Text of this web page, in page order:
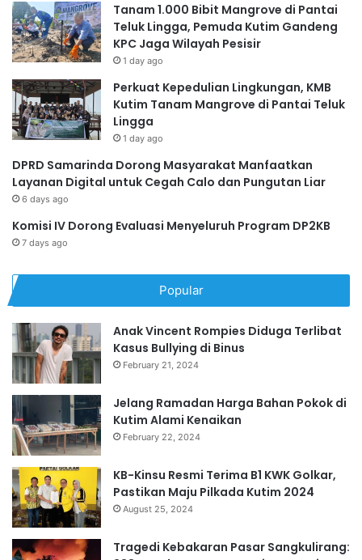
Tanam 1.000 Bibit Mangrove di Pantai
Teluk Lingga, Pemuda Kutim Gandeng
KPC Jaga Wilayah Pesisir
1 day ago
Perkuat Kepedulian Lingkungan, KMB
Kutim Tanam Mangrove di Pantai Teluk
Lingga
1 day ago
DPRD Samarinda Dorong Masyarakat Manfaatkan
Layanan Digital untuk Cegah Calo dan Pungutan Liar
6 days ago
Komisi IV Dorong Evaluasi Menyeluruh Program DP2KB
7 days ago
Popular
Anak Vincent Rompies Diduga Terlibat
Kasus Bullying di Binus
February 21, 2024
Jelang Ramadan Harga Bahan Pokok di
Kutim Alami Kenaikan
February 22, 2024
KB-Kinsu Resmi Terima B1 KWK Golkar,
Pastikan Maju Pilkada Kutim 2024
August 25, 2024
Tragedi Kebakaran Pasar Sangkulirang: